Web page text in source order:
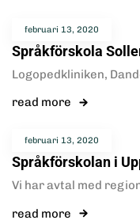
februari 13, 2020
Språkförskola
Logopedkliniken,
read more
februari 13, 2020
Språkförskolan i
Vi har avtal med
read more